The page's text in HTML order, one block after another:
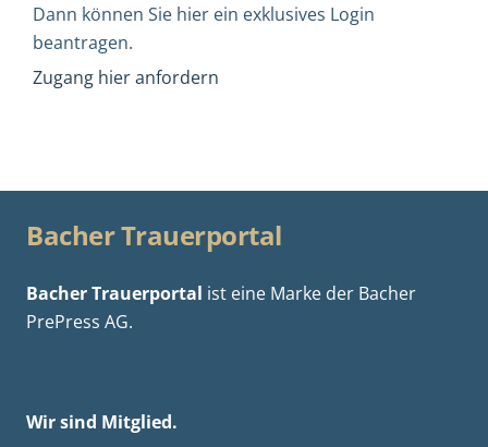
Dann können Sie hier ein exklusives Login
beantragen.
Zugang hier anfordern
Bacher Trauerportal
Bacher Trauerportal ist eine Marke der Bacher
PrePress AG.
Wir sind Mitglied.